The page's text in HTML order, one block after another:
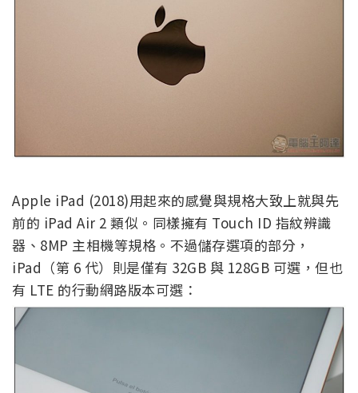
Apple iPad (2018)用起來的感覺與規格大致上就與先
前的 iPad Air 2 類似。同樣擁有 Touch ID 指紋辨識
器、8MP 主相機等規格。不過儲存選項的部分，
iPad（第 6 代）則是僅有 32GB 與 128GB 可選，但也
有 LTE 的行動網路版本可選：